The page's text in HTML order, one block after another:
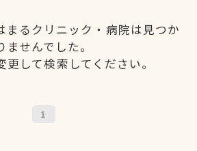
まるクリニック・病院は見つか
ませんでした。
して検索してください。
1